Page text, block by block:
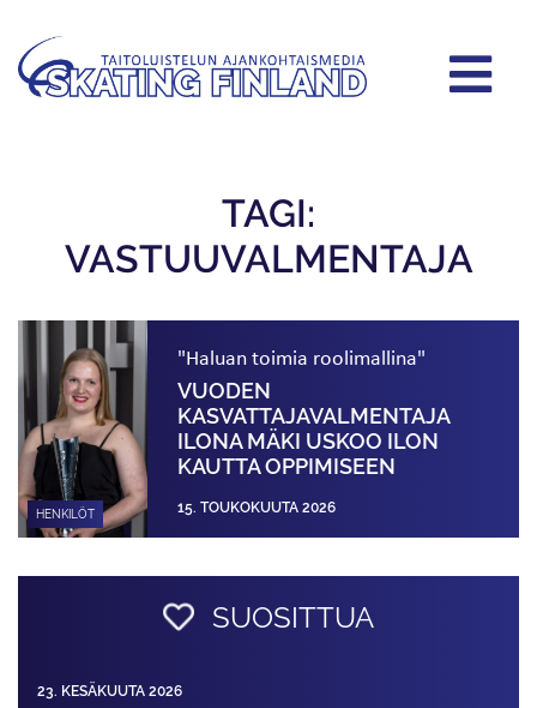
TAGI:
VASTUUVALMENTAJA
HENKILÖT
"Haluan toimia roolimallina"
VUODEN
KASVATTAJAVALMENTAJA
ILONA MÄKI USKOO ILON
KAUTTA OPPIMISEEN
15. TOUKOKUUTA 2026
SUOSITTUA
23. KESÄKUUTA 2026